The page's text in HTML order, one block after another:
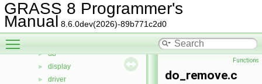
GRASS 8 Programmer's
Manual 8.6.0dev(2026)-89b771c2d0
► calc
► cdhc
► cluster
► db
► display
► driver
Functions
do_remove.c